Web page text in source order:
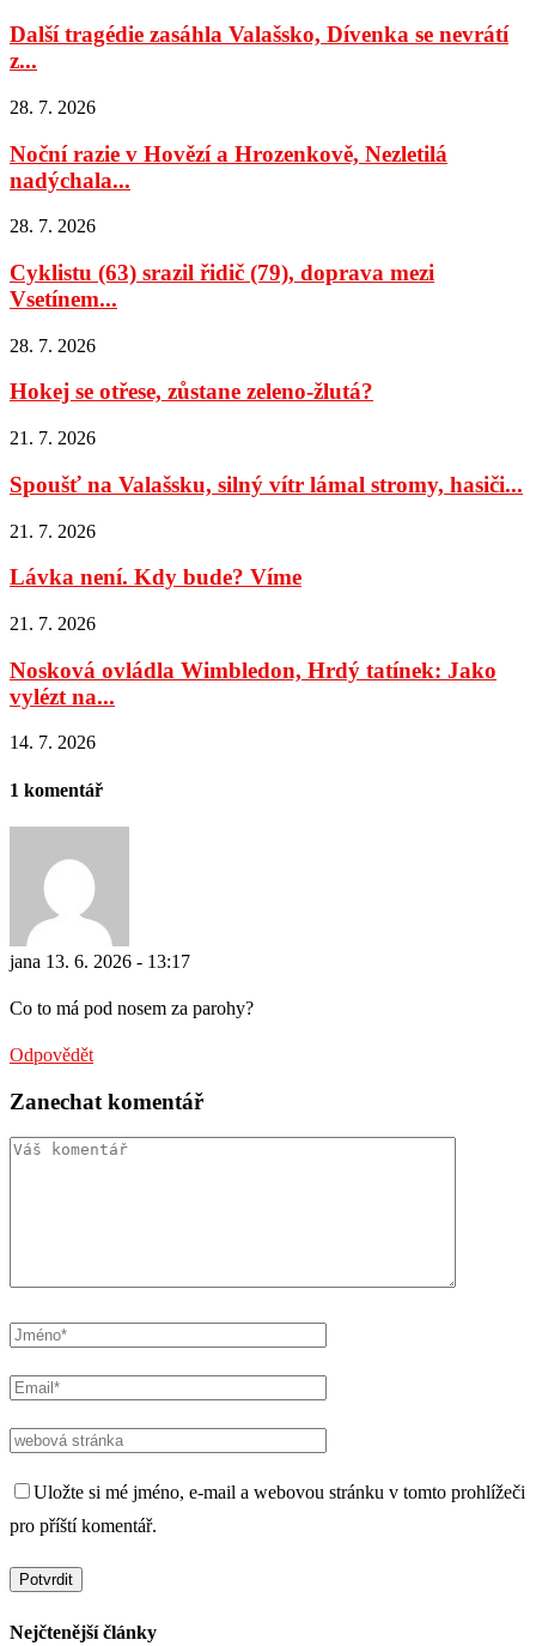
Další tragédie zasáhla Valašsko, Dívenka se nevrátí
z...
28. 7. 2026
Noční razie v Hovězí a Hrozenkově, Nezletilá
nadýchala...
28. 7. 2026
Cyklistu (63) srazil řidič (79), doprava mezi
Vsetínem...
28. 7. 2026
Hokej se otřese, zůstane zeleno-žlutá?
21. 7. 2026
Spoušť na Valašsku, silný vítr lámal stromy, hasiči...
21. 7. 2026
Lávka není. Kdy bude? Víme
21. 7. 2026
Nosková ovládla Wimbledon, Hrdý tatínek: Jako
vylézt na...
14. 7. 2026
1 komentář
jana 13. 6. 2026 - 13:17
Co to má pod nosem za parohy?
Odpovědět
Zanechat komentář
Uložte si mé jméno, e-mail a webovou stránku v tomto prohlížeči
pro příští komentář.
Nejčtenější články